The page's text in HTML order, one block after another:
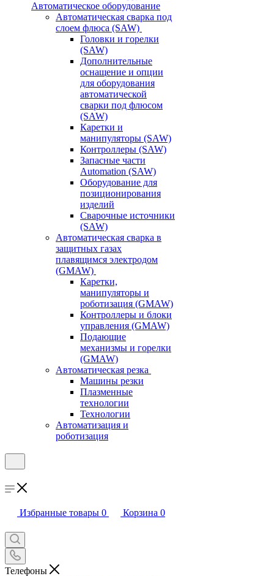
Автоматическое оборудование
Автоматическая сварка под
слоем флюса (SAW)
Головки и горелки
(SAW)
Дополнительные
оснащение и опции
для оборудования
автоматической
сварки под флюсом
(SAW)
Каретки и
манипуляторы (SAW)
Контроллеры (SAW)
Запасные части
Automation (SAW)
Оборудование для
позиционирования
изделий
Сварочные источники
(SAW)
Автоматическая сварка в
защитных газах
плавящимся электродом
(GMAW)
Каретки,
манипуляторы и
роботизация (GMAW)
Контроллеры и блоки
управления (GMAW)
Подающие
механизмы и горелки
(GMAW)
Автоматическая резка
Машины резки
Плазменные
технологии
Технологии
Автоматизация и
роботизация
Избранные товары 0 Корзина 0
Телефоны